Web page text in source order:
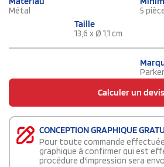
Métal 5
Taille
13,6 x Ø 1,1 cm
Parker
Calculer un devis
CONCEPTION GRAPHIQUE
Pour toute commande
graphique à confirmer qui est
procédure d'impression sera